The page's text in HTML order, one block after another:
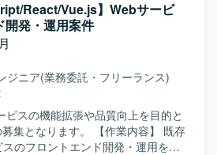
の設定、キャンペーンの設計およ
ログラムやトークンの実装・調整
グ施策の実務オペレーションを行
確に守りながら作業を進められる
な確認作業やテスト・チェック対
た品質で運用を継続できる方が望
トメーション領域の知見を深める
している運用の平準化に関わるこ
React/Vue.js】Webサービ
開発・運用案件
ジニア(業務委託・フリーランス)
ビスの機能拡張や品質向上を目的と
す。 【作業内容】 既存
のフロントエンド開発・運用を担